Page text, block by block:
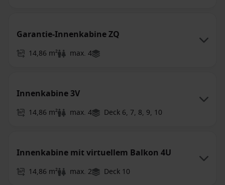
Garantie-Innenkabine ZQ
14,86 m² max. 4
Innenkabine 3V
14,86 m² max. 4 Deck 6, 7, 8, 9, 10
Innenkabine mit virtuellem Balkon 4U
14,86 m² max. 2 Deck 10